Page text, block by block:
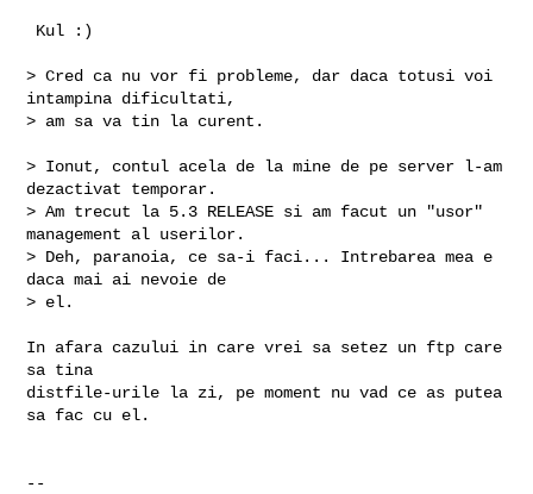
> Cred ca nu vor fi probleme, dar daca totusi voi
intampina dificultati,
> am sa va tin la curent.
> Ionut, contul acela de la mine de pe server l-am
dezactivat temporar.
> Am trecut la 5.3 RELEASE si am facut un "usor"
management al userilor.
> Deh, paranoia, ce sa-i faci... Intrebarea mea e
daca mai ai nevoie de
> el.
In afara cazului in care vrei sa setez un ftp care
sa tina
distfile-urile la zi, pe moment nu vad ce as putea
sa fac cu el.
--